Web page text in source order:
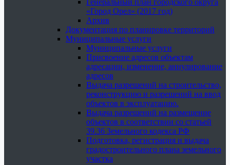
Генеральный план городского округа
«Город Орел» (2017 год)
Архив
Документация по планировке территорий
Муниципальные услуги
Муниципальные услуги
Присвоение адресов объектам
адресации, изменение, аннулирование
адресов
Выдача разрешений на строительство,
реконструкцию и разрешений на ввод
объектов в эксплуатацию.
Выдача разрешений на размещение
объектов в соответствии со статьей
39.36 Земельного кодекса РФ
Подготовка, регистрация и выдача
градостроительного плана земельного
участка